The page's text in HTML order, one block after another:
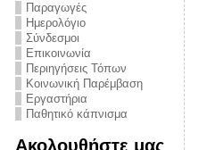
Παραγωγές
Ημερολόγιο
Σύνδεσμοι
Επικοινωνία
Περιηγήσεις Τόπων
Κοινωνική Παρέμβαση
Εργαστήρια
Παθητικό κάπνισμα
Ακολουθήστε μας
από την
την ημέρα
και
στο
Πρόληψης